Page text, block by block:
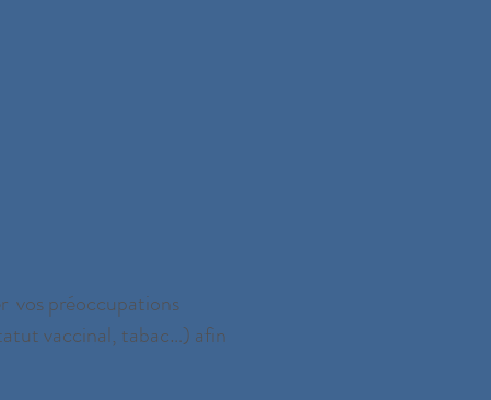
vos préoccupations
vaccinal, tabac…) afin